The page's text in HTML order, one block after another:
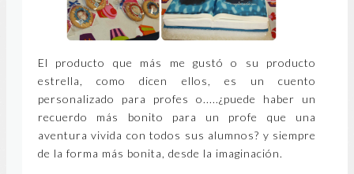
El producto que más me gustó o su producto
estrella, como dicen ellos, es un cuento
personalizado para profes o.....¿puede haber un
recuerdo más bonito para un profe que una
aventura vivida con todos sus alumnos? y siempre
de la forma más bonita, desde la imaginación.